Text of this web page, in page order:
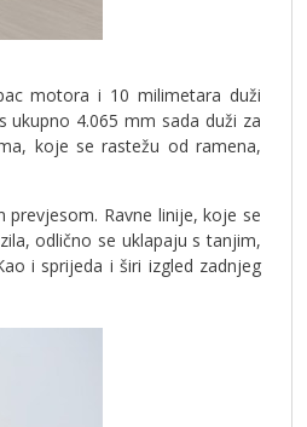
motora i 10 milimetara duži
ukupno 4.065 mm sada duži za
koje se rastežu od ramena,
Ravne linije, koje se
odlično se uklapaju s tanjim,
i sprijeda i širi izgled zadnjeg